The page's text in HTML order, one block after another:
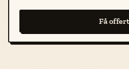
Få offert